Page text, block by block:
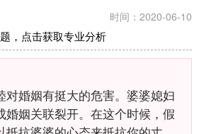
时间：2020-06-10
，点击获取专业分析
对婚姻有挺大的危害。婆婆媳妇
婚姻关联裂开。在这个时候，假